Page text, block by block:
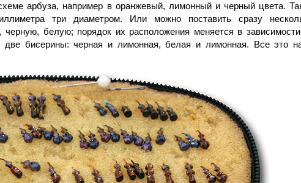
арбуза, например в оранжевый, лимонный и черный цвета.
три диаметром. Или можно поставить сразу
белую; порядок их расположения меняется в
две бисерины: черная и лимонная, белая и лимонная. Все это